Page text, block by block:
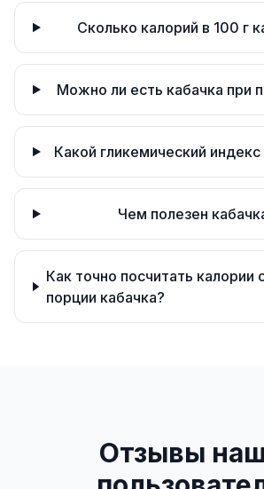
Сколько калорий в 100 г
Можно ли есть кабачка при
Какой гликемический индекс
Чем полезен
Как точно посчитать калории
порции кабачка?
Отзывы